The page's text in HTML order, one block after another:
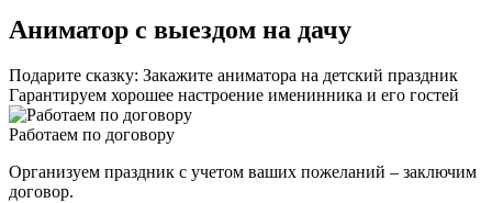
Аниматор с выездом на дачу
Подарите сказку: Закажите аниматора на детский праздник
Гарантируем хорошее настроение именинника и его гостей
Работаем по договору
Организуем праздник с учетом ваших пожеланий – заключим
договор.